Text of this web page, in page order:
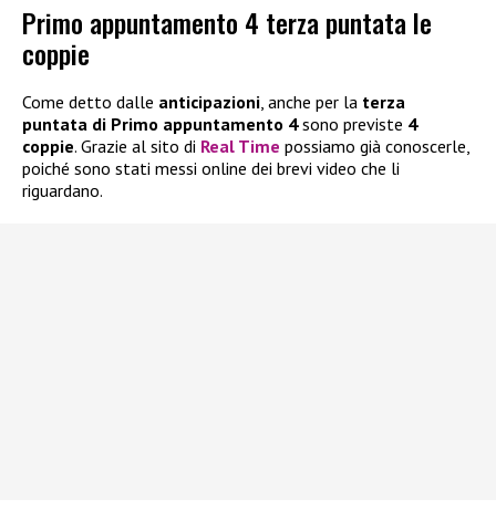
Primo appuntamento 4 terza puntata le
coppie
Come detto dalle anticipazioni , anche per la terza
puntata di Primo appuntamento 4sono previste 4
coppie. Grazie al sito di Real Time possiamo già conoscerle,
poiché sono stati messi online dei brevi video che li
riguardano.